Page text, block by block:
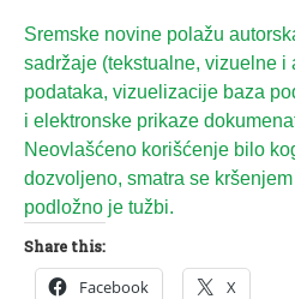
Sremske novine polažu
sadržaje (tekstualne, vizuelne i
podataka, vizuelizacije baza
i elektronske prikaze
Neovlašćeno korišćenje bilo
dozvoljeno, smatra se
podložno je tužbi.
Share this:
Facebook X